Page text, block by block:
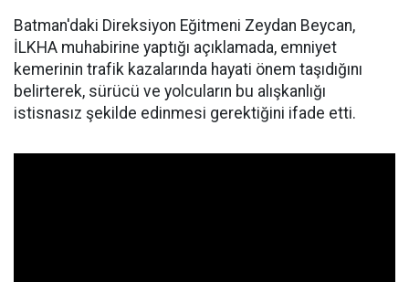
Batman'daki Direksiyon Eğitmeni Zeydan Beycan,
İLKHA muhabirine yaptığı açıklamada, emniyet
kemerinin trafik kazalarında hayati önem taşıdığını
belirterek, sürücü ve yolcuların bu alışkanlığı
istisnasız şekilde edinmesi gerektiğini ifade etti.